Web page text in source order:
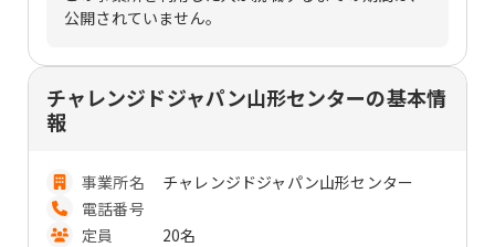
公開されていません。
チャレンジドジャパン山形センターの基本情
報
事業所名
チャレンジドジャパン山形センター
電話番号
定員
20名